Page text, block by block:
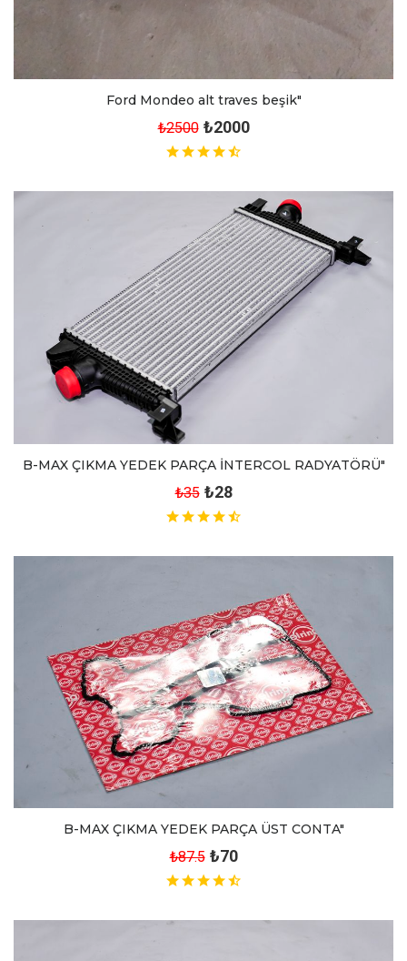
Ford Mondeo alt traves beşik"
₺2500 ₺2000
B-MAX ÇIKMA YEDEK PARÇA İNTERCOL RADYATÖRÜ"
₺35 ₺28
B-MAX ÇIKMA YEDEK PARÇA ÜST CONTA"
₺87.5 ₺70